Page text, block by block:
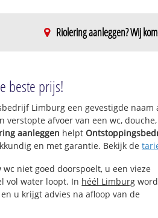
Riolering aanleggen? Wij
beste prijs!
Limburg een gevestigde naam
verstopte afvoer van een wc, douche,
aanleggen helpt
en met garantie. Bekijk de
wc niet goed doorspoelt, u een vieze
vol water loopt. In héél Limburg
u krijgt advies na afloop van de